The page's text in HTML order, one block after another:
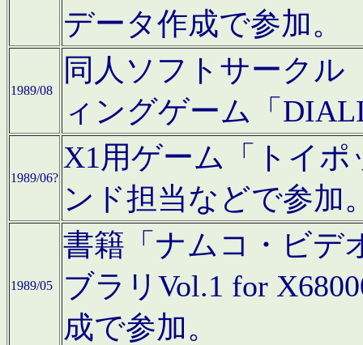
データ作成で参加。
1989/08
同人ソフトサークル
ィングゲーム「
1989/06?
X1用ゲーム「トイ
ンド担当などで参加
1989/05
書籍「ナムコ・ビデ
ブラリVol.1 for
成で参加。